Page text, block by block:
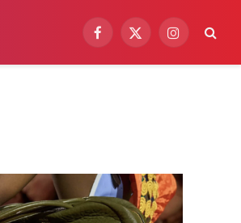
Facebook
X
Instagram